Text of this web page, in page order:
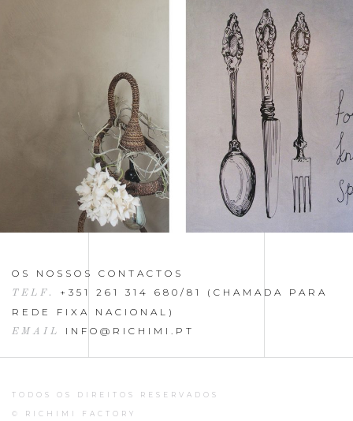
OS NOSSOS CONTACTOS
TELF.
+351 261 314 680/81 (CHAMADA PARA
REDE FIXA NACIONAL)
EMAIL INFO@RICHIMI.PT
TODOS OS DIREITOS RESERVADOS
© RICHIMI FACTORY